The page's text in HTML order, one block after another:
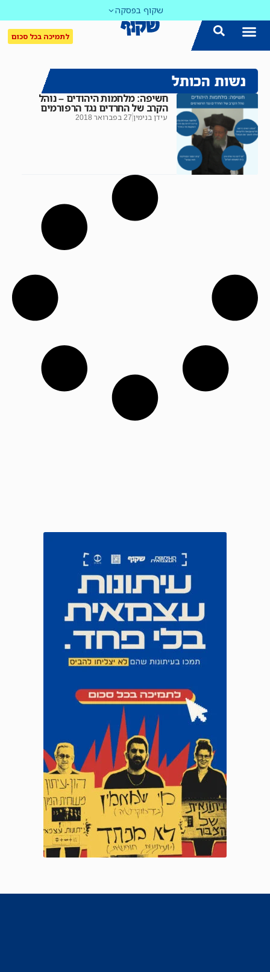
שקוף בפסקה
לתמיכה בכל סכום
נשות הכותל
חשיפה: מלחמות היהודים – נוהל
הקרב של החרדים נגד הרפורמים
עידן בנימין 27 בפברואר 2018